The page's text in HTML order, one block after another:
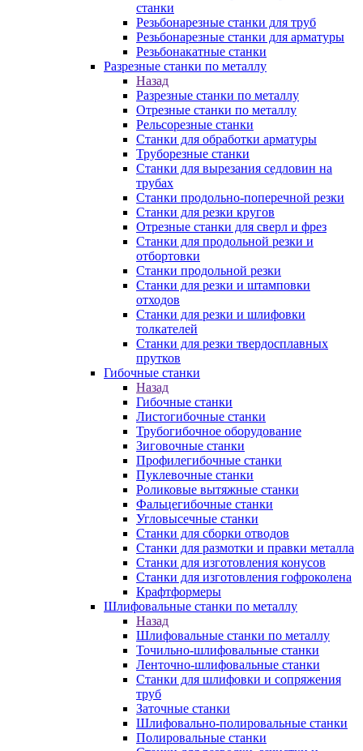
станки
Резьбонарезные станки для труб
Резьбонарезные станки для арматуры
Резьбонакатные станки
Разрезные станки по металлу
Назад
Разрезные станки по металлу
Отрезные станки по металлу
Рельсорезные станки
Станки для обработки арматуры
Труборезные станки
Станки для вырезания седловин на
трубаx
Станки продольно-поперечной резки
Станки для резки кругов
Отрезные станки для сверл и фрез
Станки для продольной резки и
отбортовки
Станки продольной резки
Станки для резки и штамповки
отходов
Станки для резки и шлифовки
толкателей
Станки для резки твердосплавных
прутков
Гибочные станки
Назад
Гибочные станки
Листогибочные станки
Трубогибочное оборудование
Зиговочные станки
Профилегибочные станки
Пуклевочные станки
Роликовые вытяжные станки
Фальцегибочные станки
Угловысечные станки
Станки для сборки отводов
Станки для размотки и правки металла
Станки для изготовления конусов
Станки для изготовления гофроколена
Крафтформеры
Шлифовальные станки по металлу
Назад
Шлифовальные станки по металлу
Точильно-шлифовальные станки
Ленточно-шлифовальные станки
Станки для шлифовки и сопряжения
труб
Заточные станки
Шлифовально-полировальные станки
Полировальные станки